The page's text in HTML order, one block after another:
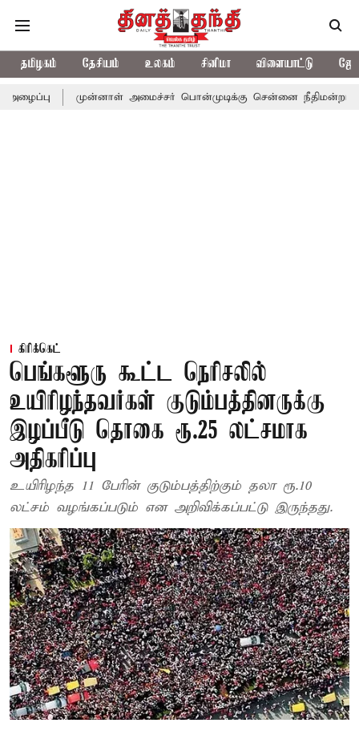
தமிழகம் தேசியம் உலகம் சினிமா விளையாட்டு
முன்னாள் அமைச்சர் பொன்முடிக்கு சென்னை நீதிமன்றம் பிடிவாராண்ட்
கிரிக்கெட்
பெங்களூரு கூட்ட நெரிசலில்
உயிரிழந்தவர்கள் குடும்பத்தினருக்கு
இழப்பீடு தொகை ரூ.25 லட்சமாக
அதிகரிப்பு
உயிரிழந்த 11 பேரின் குடும்பத்திற்கும் தலா ரூ.10
லட்சம் வழங்கப்படும் என அறிவிக்கப்பட்டு இருந்தது.